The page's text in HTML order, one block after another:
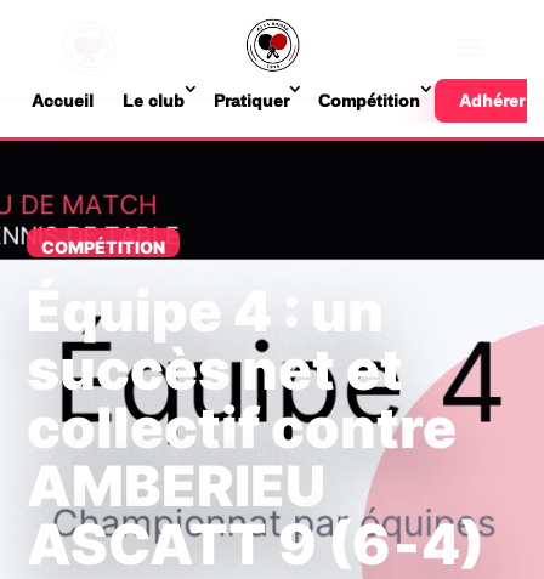
Accueil Le club Pratiquer Compétition Adhérer
COMPÉTITION
Équipe 4 : un
succès net et
collectif contre
AMBERIEU
ASCATT 9 (6‑4)